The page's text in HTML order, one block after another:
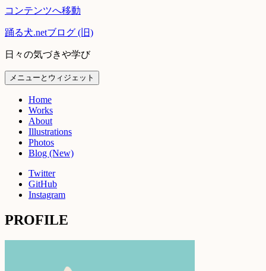
コンテンツへ移動
踊る犬.netブログ (旧)
日々の気づきや学び
メニューとウィジェット
Home
Works
About
Illustrations
Photos
Blog (New)
Twitter
GitHub
Instagram
PROFILE